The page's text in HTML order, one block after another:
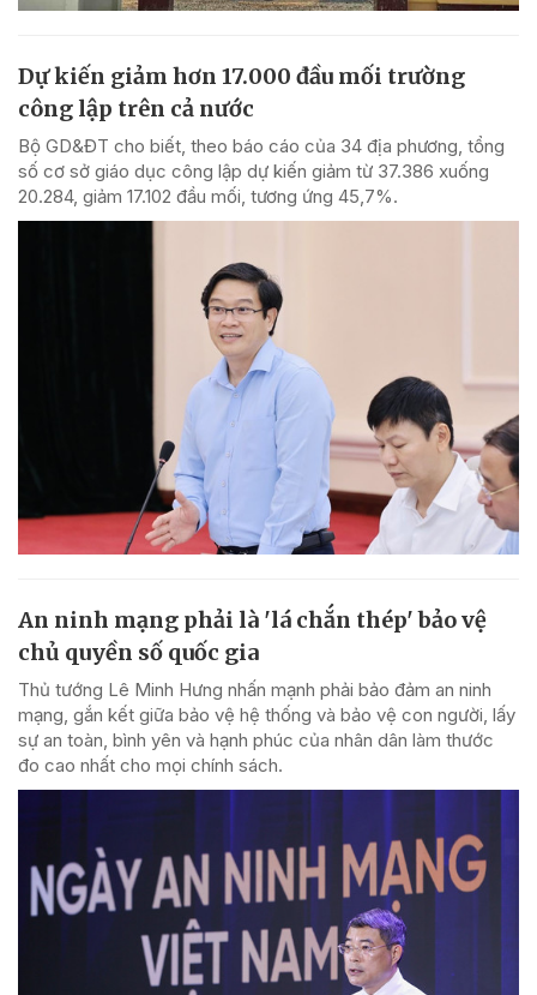
Dự kiến giảm hơn 17.000 đầu mối trường
công lập trên cả nước
Bộ GD&ĐT cho biết, theo báo cáo của 34 địa phương, tổng
số cơ sở giáo dục công lập dự kiến giảm từ 37.386 xuống
20.284, giảm 17.102 đầu mối, tương ứng 45,7%.
An ninh mạng phải là 'lá chắn thép' bảo vệ
chủ quyền số quốc gia
Thủ tướng Lê Minh Hưng nhấn mạnh phải bảo đảm an ninh
mạng, gắn kết giữa bảo vệ hệ thống và bảo vệ con người, lấy
sự an toàn, bình yên và hạnh phúc của nhân dân làm thước
đo cao nhất cho mọi chính sách.